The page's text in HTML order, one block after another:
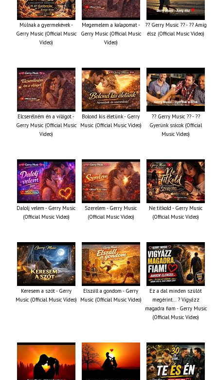
Múlnak a gyermekévek -
Gerry Music (Official Music
Video)
Megemelem a kalapomat -
Gerry Music (Official Music
Video)
?? Gerry Music ?? - ?? Amíg
élsz (Official Music Video)
Elcserélném én a világot -
Gerry Music (Official Music
Video)
Bolond kis életünk - Gerry
Music (Official Music Video)
?? Gerry Music ?? - ??
Gyerünk srácok (Official
Music Video)
Dalolj velem - Gerry Music
(Official Music Video)
Szerelem - Gerry Music
(Official Music Video)
Ne titkold - Gerry Music
(Official Music Video)
Keresem a szót - Gerry
Music (Official Music Video)
Elszáll a gondom - Gerry
Music (Official Music Video)
Ez a dal minden szülőt
megérint… ? Vigyázz
magadra fiam - Gerry Music
(Official Music Video)